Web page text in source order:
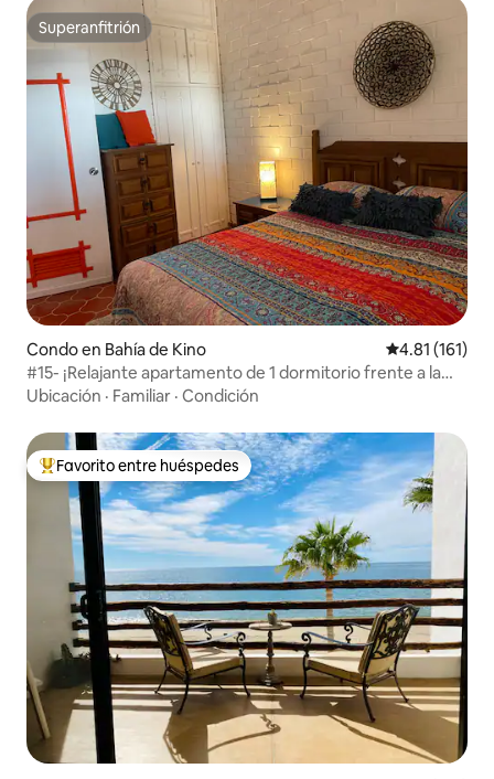
Superanfitrión
Superanfitrión
Condo en Bahía de Kino Calificación
4.81 (161)
#15- ¡Relajante apartamento de 1 dormitorio frente a la
playa!
Ubicación · Familiar · Condición
Favorito entre huéspedes preferido
Favorito entre huéspedes